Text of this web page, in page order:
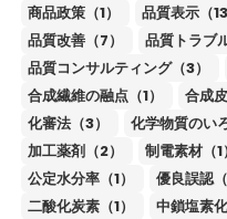
商品政策（1）
品質表示（13
品質改善（7）
品質トラブ
品質コンサルティング（3）
合成繊維の融点（1）
合成皮
化審法（3）
化学物質のい
加工薬剤（2）
制電素材（1）
公定水分率（1）
優良誤認（
二酸化炭素（1）
中鎖塩素